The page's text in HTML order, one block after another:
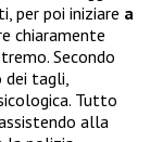
per poi iniziare a
chiaramente
Secondo
tagli,
Tutto
alla